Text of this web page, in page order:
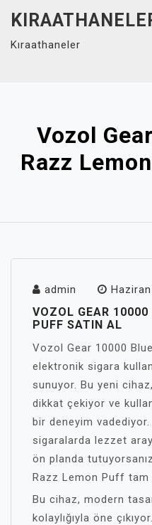
content
Kıraathaneler
Vozol
Razz
admin
VOZOL GEAR
PUFF SATIN AL
Vozol Gear 10000
elektronik sigara
sunuyor. Bu yeni
dikkat çekiyor ve
bir deneyim
sigaralarda lezzet
ön planda
Razz Lemon Puff
Bu cihaz, modern
kolaylığıyla öne